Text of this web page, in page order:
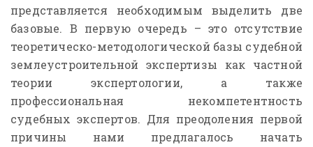
представляется необходимым выделить две
базовые. В первую очередь – это отсутствие
теоретическо-методологической базы судебной
землеустроительной экспертизы как частной
теории экспертологии, а также
профессиональная некомпетентность
судебных экспертов. Для преодоления первой
причины нами предлагалось начать